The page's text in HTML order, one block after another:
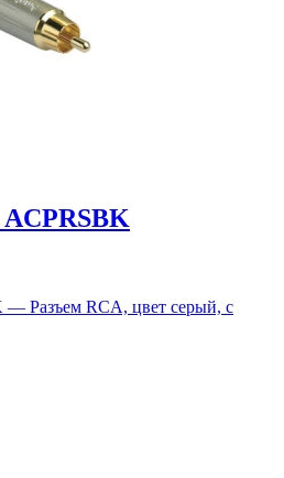
— Разъем RCA, цвет серый, с